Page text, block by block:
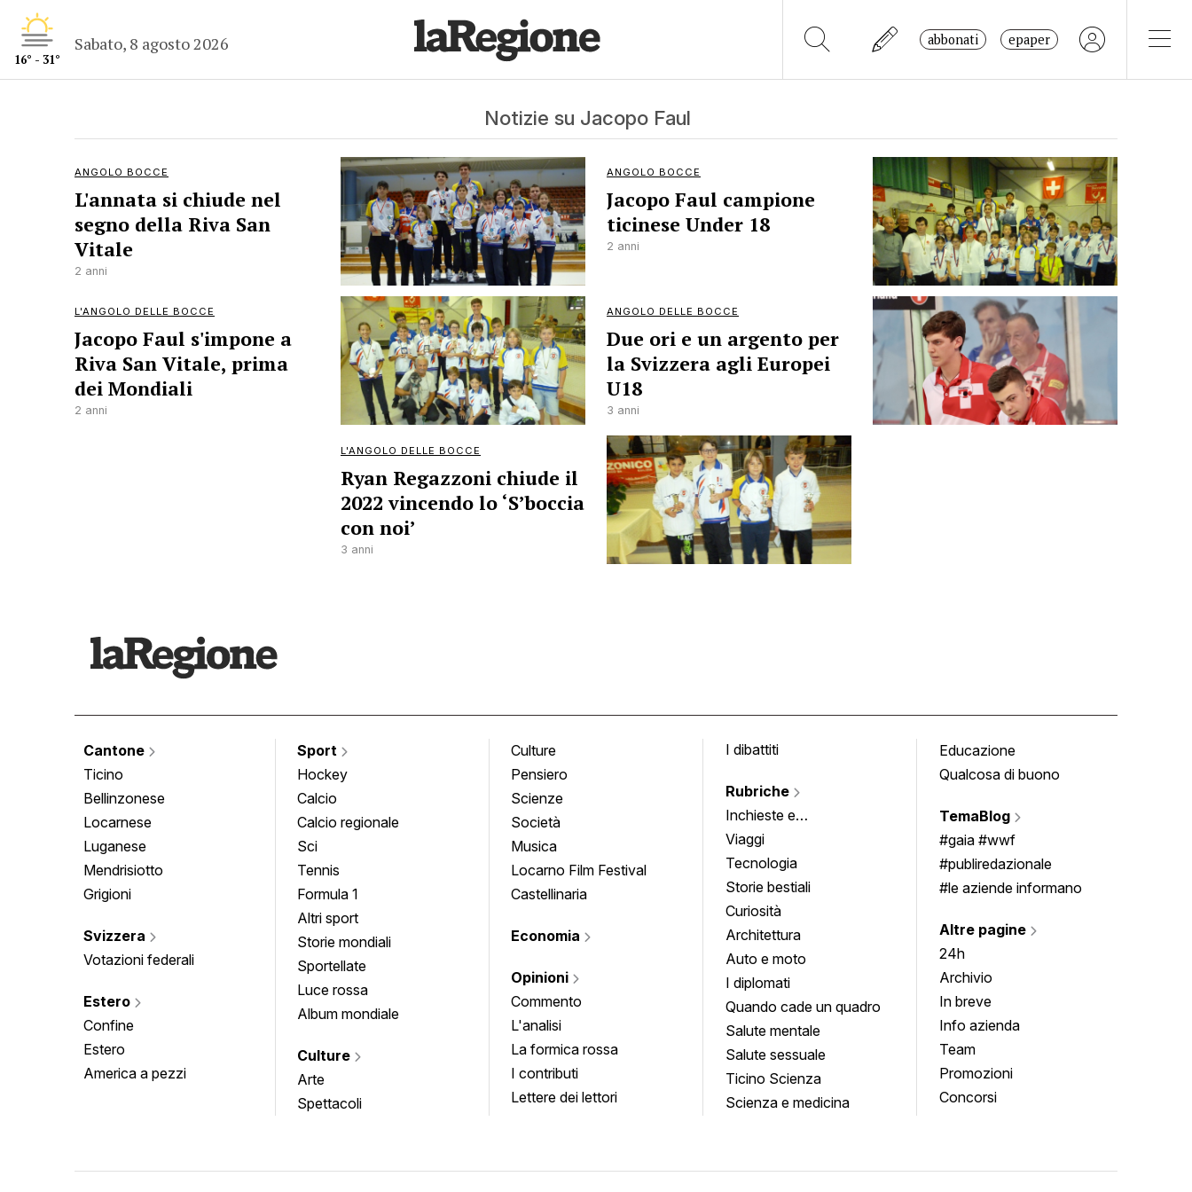
16° - 31°
Sabato, 8 agosto 2026 abbonati epaper
Notizie su Jacopo Faul
ANGOLO BOCCE
L'annata si chiude nel
segno della Riva San
Vitale
2 anni
ANGOLO BOCCE
Jacopo Faul campione
ticinese Under 18
2 anni
L'ANGOLO DELLE BOCCE
Jacopo Faul s'impone a
Riva San Vitale, prima
dei Mondiali
2 anni
ANGOLO DELLE BOCCE
Due ori e un argento per
la Svizzera agli Europei
U18
3 anni
L'ANGOLO DELLE BOCCE
Ryan Regazzoni chiude il
2022 vincendo lo ‘S’boccia
con noi’
3 anni
Cantone
Ticino
Bellinzonese
Locarnese
Luganese
Mendrisiotto
Grigioni
Svizzera
Votazioni federali
Estero
Confine
Estero
America a pezzi
Sport
Hockey
Calcio
Calcio regionale
Sci
Tennis
Formula 1
Altri sport
Storie mondiali
Sportellate
Luce rossa
Album mondiale
Culture
Arte
Spettacoli
Culture
Pensiero
Scienze
Società
Musica
Locarno Film Festival
Castellinaria
Economia
Opinioni
Commento
L'analisi
La formica rossa
I contributi
Lettere dei lettori
I dibattiti
Rubriche
Inchieste e
approfondimenti
Viaggi
Tecnologia
Storie bestiali
Curiosità
Architettura
Auto e moto
I diplomati
Quando cade un quadro
Salute mentale
Salute sessuale
Ticino Scienza
Scienza e medicina
Educazione
Qualcosa di buono
TemaBlog
#gaia #wwf
#publiredazionale
#le aziende informano
Altre pagine
24h
Archivio
In breve
Info azienda
Team
Promozioni
Concorsi